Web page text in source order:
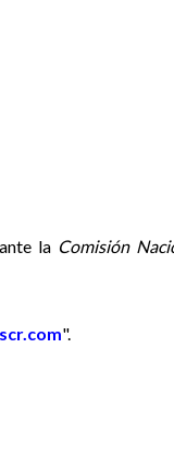
la Comisión
".